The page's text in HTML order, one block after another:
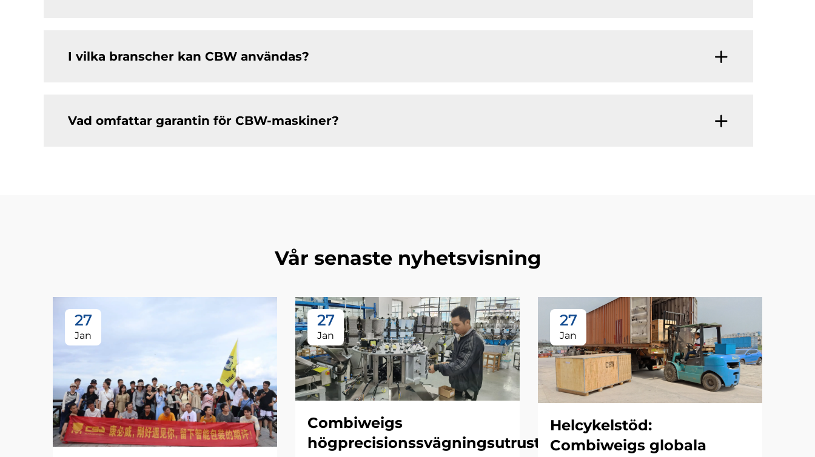
I vilka branscher kan CBW användas?
Vad omfattar garantin för CBW-maskiner?
Vår senaste nyhetsvisning
27
Jan
27
Jan
Combiweigs
högprecisionssvägningsutrustning:
27
Jan
Helcykelstöd:
Combiweigs globala